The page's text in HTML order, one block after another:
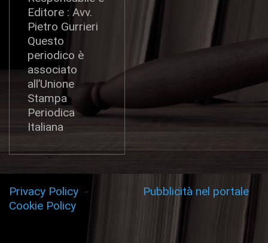
Editore : Avv.
Pietro Gurrieri
Questo
periodico è
associato
all’Unione
Stampa
Periodica
Italiana
Privacy Policy -
Cookie Policy
Pubblicità nel portale